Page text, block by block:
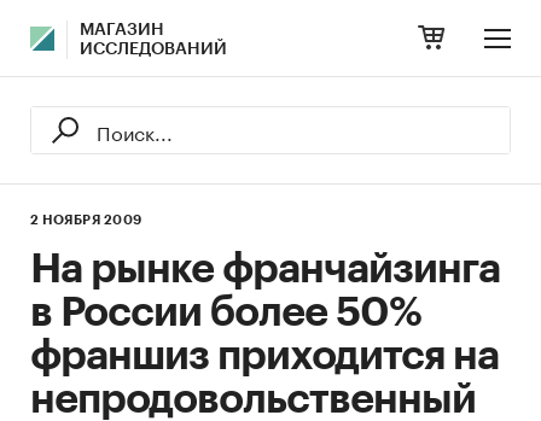
МАГАЗИН
ИССЛЕДОВАНИЙ
2 НОЯБРЯ 2009
На рынке франчайзинга
в России более 50%
франшиз приходится на
непродовольственный